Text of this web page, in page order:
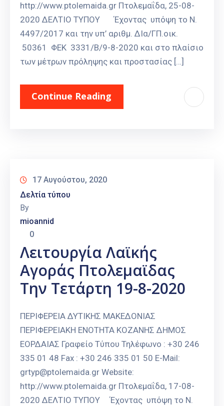
http://www.ptolemaida.gr Πτολεμαΐδα, 25-08-
2020 ΔΕΛΤΙΟ ΤΥΠΟΥ Έχοντας υπόψη το Ν.
4497/2017 και την υπ’ αριθμ. ΔΙα/ΓΠ.οικ.
50361 ΦΕΚ 3331/Β/9-8-2020 και στο πλαίσιο
των μέτρων πρόληψης και προστασίας […]
Continue Reading
17 Αυγούστου, 2020
Δελτία τύπου
By
mioannid
0
Λειτουργία Λαϊκής
Αγοράς Πτολεμαϊδας
Την Τετάρτη 19-8-2020
ΠΕΡΙΦΕΡΕΙΑ ΔΥΤΙΚΗΣ ΜΑΚΕΔΟΝΙΑΣ
ΠΕΡΙΦΕΡΕΙΑΚΗ ΕΝΟΤΗΤΑ ΚΟΖΑΝΗΣ ΔΗΜΟΣ
ΕΟΡΔΑΙΑΣ Γραφείο Τύπου Τηλέφωνο : +30 246
335 01 48 Fax : +30 246 335 01 50 E-Mail:
grtyp@ptolemaida.gr Website:
http://www.ptolemaida.gr Πτολεμαΐδα, 17-08-
2020 ΔΕΛΤΙΟ ΤΥΠΟΥ Έχοντας υπόψη το Ν.